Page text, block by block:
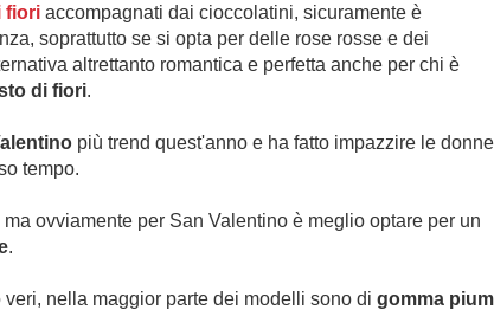
fiori accompagnati dai cioccolatini, sicuramente è
soprattutto se si opta per delle rose rosse e dei
altrettanto romantica e perfetta anche per chi è
di fiori.
più trend quest'anno e ha fatto impazzire le
tempo.
ovviamente per San Valentino è meglio optare per un
.
nella maggior parte dei modelli sono di gomma